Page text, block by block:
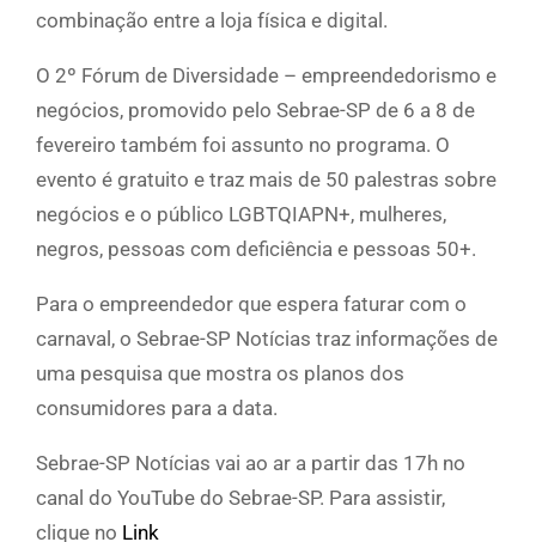
combinação entre a loja física e digital.
O 2º Fórum de Diversidade – empreendedorismo e
negócios, promovido pelo Sebrae-SP de 6 a 8 de
fevereiro também foi assunto no programa. O
evento é gratuito e traz mais de 50 palestras sobre
negócios e o público LGBTQIAPN+, mulheres,
negros, pessoas com deficiência e pessoas 50+.
Para o empreendedor que espera faturar com o
carnaval, o Sebrae-SP Notícias traz informações de
uma pesquisa que mostra os planos dos
consumidores para a data.
Sebrae-SP Notícias vai ao ar a partir das 17h no
canal do YouTube do Sebrae-SP. Para assistir,
clique no Link